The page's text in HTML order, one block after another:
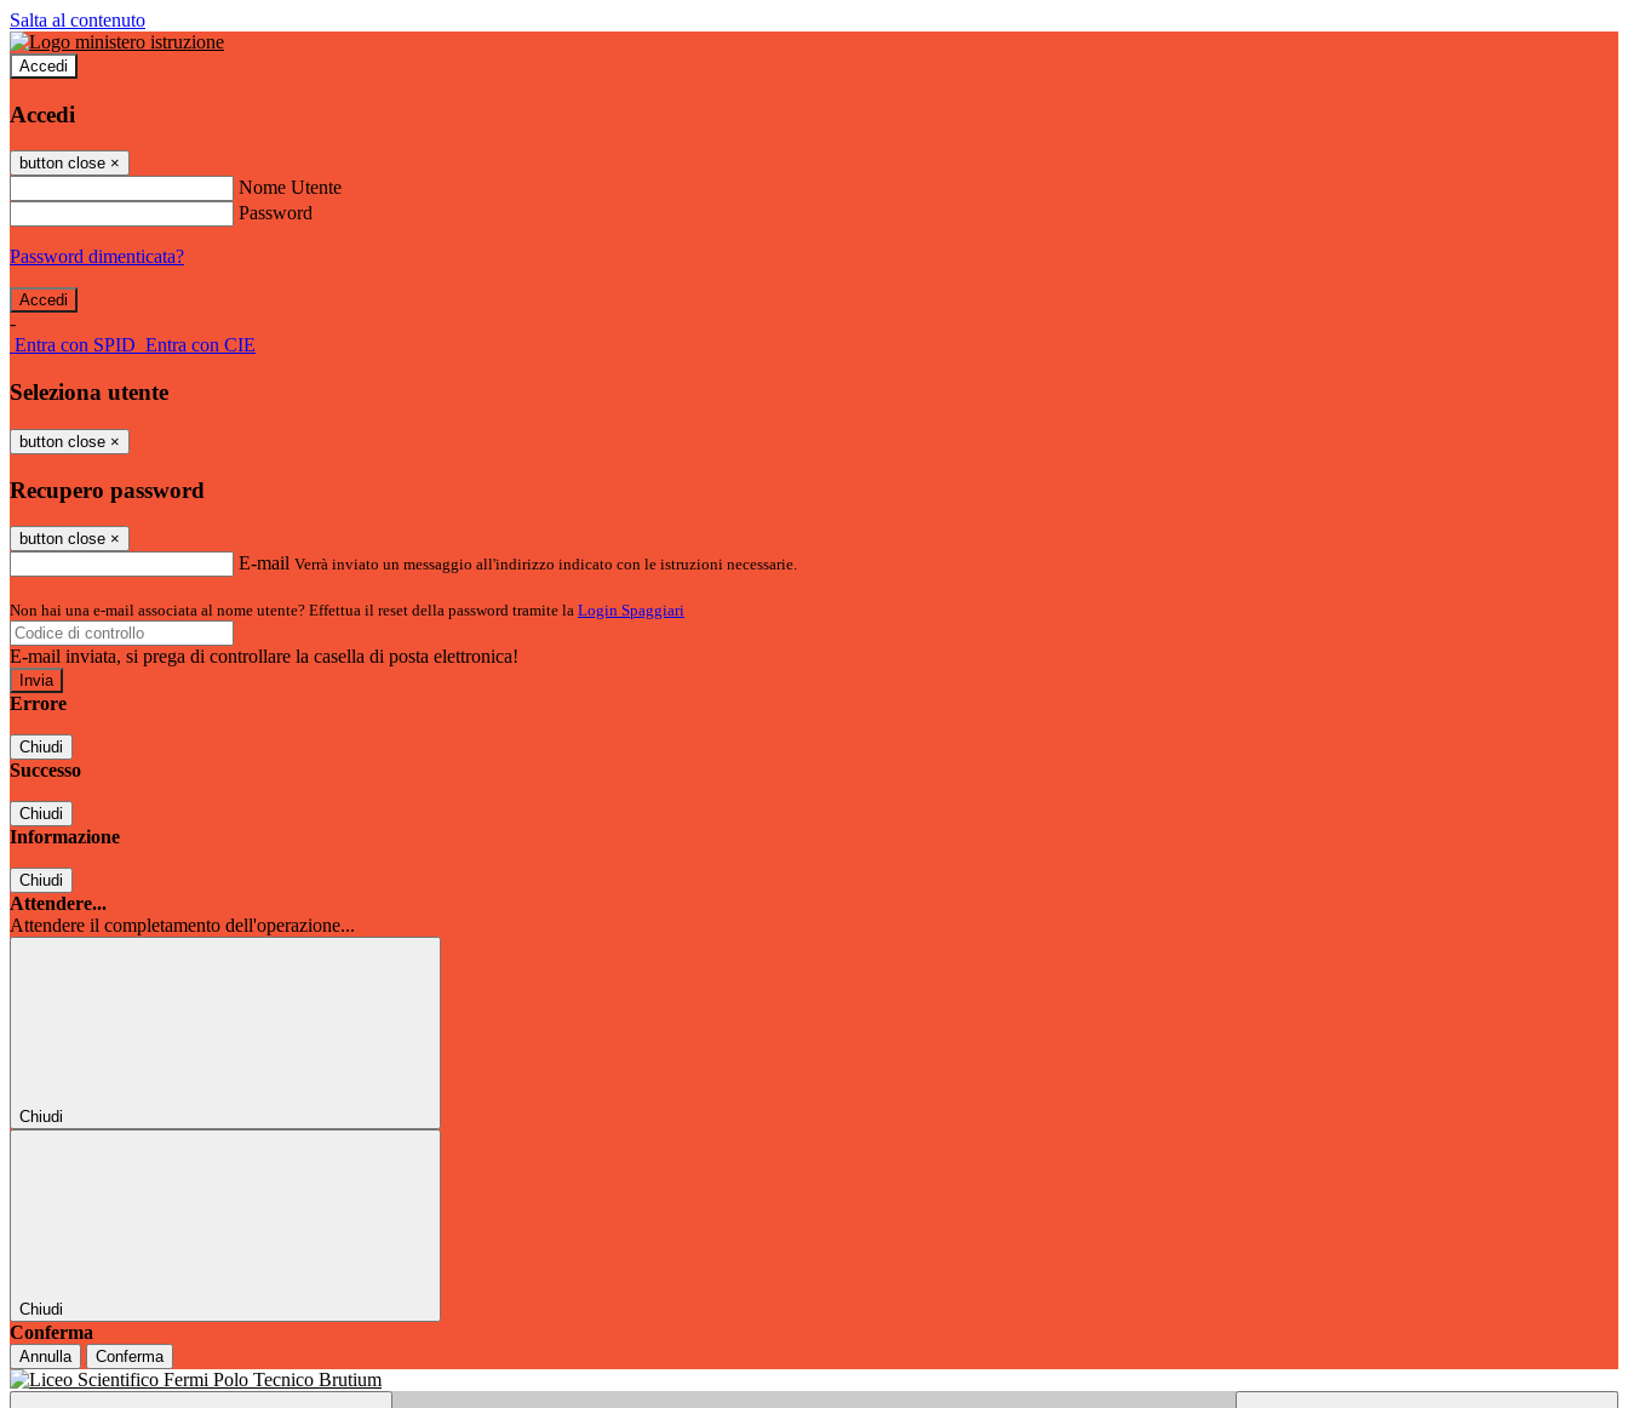
Salta al contenuto
Accedi
Accedi
button close ×
Nome Utente
Password
Password dimenticata?
-
Entra con SPID Entra con CIE
Seleziona utente
button close ×
Recupero password
button close ×
E-mail Verrà inviato un messaggio all'indirizzo indicato con le istruzioni necessarie.
Non hai una e-mail associata al nome utente? Effettua il reset della password tramite la Login Spaggiari
E-mail inviata, si prega di controllare la casella di posta elettronica!
Errore
Chiudi
Successo
Chiudi
Informazione
Chiudi
Attendere...
Attendere il completamento dell'operazione...
Chiudi
Chiudi
Conferma
Annulla Conferma